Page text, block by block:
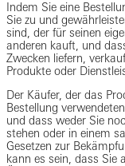
Indem Sie eine
Sie zu und
sind, der für seinen
anderen kauft, und
Zwecken liefern,
Produkte oder
Der Käufer, der das
Bestellung
und dass weder Sie
stehen oder in einem
Gesetzen zur
kann es sein, dass Sie